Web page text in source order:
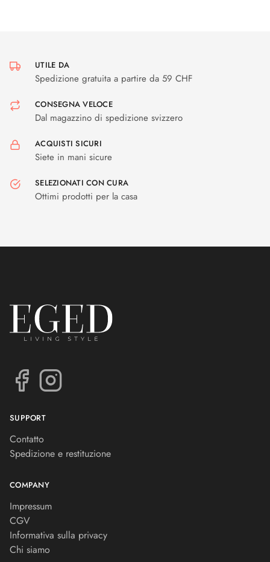
UTILE DA
Spedizione gratuita a partire da 59 CHF
CONSEGNA VELOCE
Dal magazzino di spedizione svizzero
ACQUISTI SICURI
Siete in mani sicure
SELEZIONATI CON CURA
Ottimi prodotti per la casa
SUPPORT
Contatto
Spedizione e restituzione
COMPANY
Impressum
CGV
Informativa sulla privacy
Chi siamo